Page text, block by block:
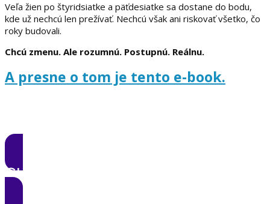
Veľa žien po štyridsiatke a päťdesiatke sa dostane do bodu,
kde už nechcú len prežívať. Nechcú však ani riskovať všetko, čo
roky budovali.
Chcú zmenu. Ale rozumnú. Postupnú. Reálnu.
A presne o tom je tento e-book.
CHCEM ZMENU